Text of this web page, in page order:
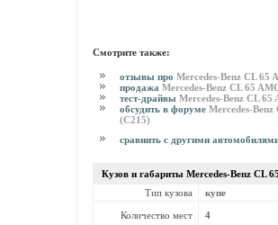
Смотрите также:
отзывы про Mercedes-Benz CL 65
продажа Mercedes-Benz CL 65
тест-драйвы Mercedes-Benz CL 65
обсудить в форуме Mercedes-
(C215)
сравнить с другими
Кузов и габариты Mercedes-Benz CL
Тип кузова
купе
Количество мест 4